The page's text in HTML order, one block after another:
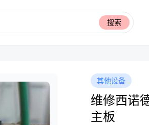
搜索
其他设备
维修西诺
主板